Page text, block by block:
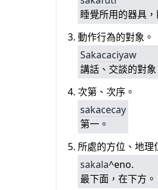
睡覺所用的器具，
動作行為的對象。
Sakacaciyaw
講話、交談的對象
次第、次序。
sakacecay
第一。
所處的方位、地理
sakala^eno.
最下面，在下方。